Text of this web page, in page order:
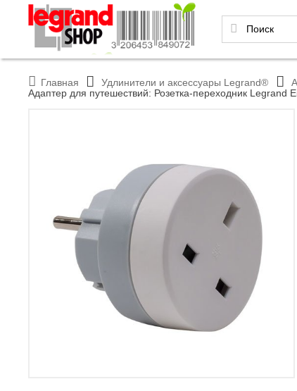
Главная Удлинители и аксессуары Legrand®
Адаптер для путешествий: Розетка-переходник Legrand